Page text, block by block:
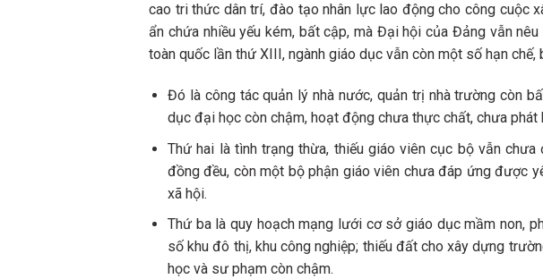
cao tri thức dân trí, đào tạo nhân lực lao động cho công cuộc
ẩn chứa nhiều yếu kém, bất cập, mà Đại hội của Đảng vẫn
toàn quốc lần thứ XIII, ngành giáo dục vẫn còn một số hạn chế,
Đó là công tác quản lý nhà nước, quản trị nhà trường còn
dục đại học còn chậm, hoạt động chưa thực chất, chưa
Thứ hai là tình trạng thừa, thiếu giáo viên cục bộ vẫn
đồng đều, còn một bộ phận giáo viên chưa đáp ứng được
xã hội.
Thứ ba là quy hoạch mạng lưới cơ sở giáo dục mầm non,
số khu đô thị, khu công nghiệp; thiếu đất cho xây dựng
học và sư phạm còn chậm.